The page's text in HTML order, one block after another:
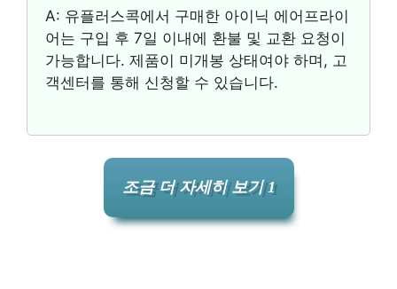
A: 유플러스콕에서 구매한 아이닉 에어프라이
어는 구입 후 7일 이내에 환불 및 교환 요청이
가능합니다. 제품이 미개봉 상태여야 하며, 고
객센터를 통해 신청할 수 있습니다.
조금 더 자세히 보기 1